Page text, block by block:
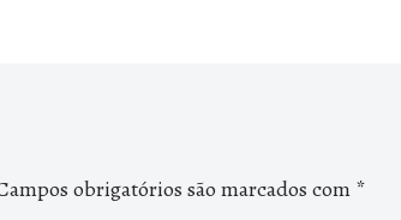
obrigatórios são marcados com *